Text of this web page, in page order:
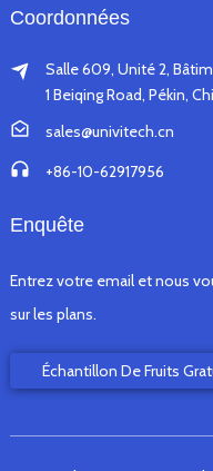
Coordonnées
Salle 609, Unité 2,
1 Beiqing Road, Pékin,
sales@univitech.cn
+86-10-62917956
Enquête
Entrez votre email et nous
sur les plans.
Échantillon De Fruits